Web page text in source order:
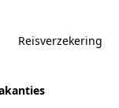
Reisverzekering